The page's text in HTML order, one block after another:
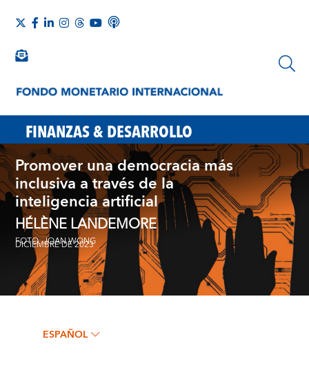
FINANZAS & DESARROLLO
Promover una democracia más
inclusiva a través de la
inteligencia artificial
HÉLÈNE LANDEMORE
DICIEMBRE DE 2023
FOTO: JOAN WONG
ESPAÑOL